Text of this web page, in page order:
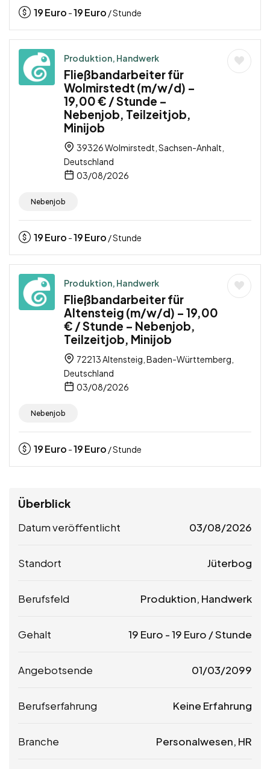
19Euro -19Euro / Stunde
Produktion, Handwerk
Fließbandarbeiter für
Wolmirstedt (m/w/d) –
19,00 € / Stunde –
Nebenjob, Teilzeitjob,
Minijob
39326 Wolmirstedt, Sachsen-Anhalt,
Deutschland
03/08/2026
Nebenjob
19Euro -19Euro / Stunde
Produktion, Handwerk
Fließbandarbeiter für
Altensteig (m/w/d) – 19,00
€ / Stunde – Nebenjob,
Teilzeitjob, Minijob
72213 Altensteig, Baden-Württemberg,
Deutschland
03/08/2026
Nebenjob
19Euro -19Euro / Stunde
Überblick
Datum veröffentlicht 03/08/2026
Standort Jüterbog
Berufsfeld Produktion, Handwerk
Gehalt 19 Euro -19 Euro / Stunde
Angebotsende 01/03/2099
Berufserfahrung Keine Erfahrung
Branche Personalwesen, HR